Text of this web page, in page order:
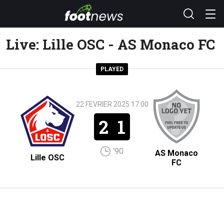
Live: Lille OSC - AS Monaco FC
PLAYED
Lille OSC
22 FEVRIER 2025 17:00
2 1
'90
AS Monaco
FC